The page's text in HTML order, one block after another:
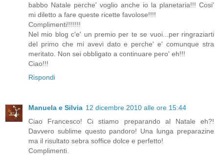
babbo Natale perche' voglio anche io la planetaria!!! Cosi'
mi diletto a fare queste ricette favolose!!!!
Complimenti!!!!!!!
Nel mio blog c'e' un premio per te se vuoi...per ringraziarti
del primo che mi avevi dato e perche' e' comunque stra
meritato. Non sei obbligato a continuare pero' eh!!!
Ciao!!!
Rispondi
Manuela e Silvia 12 dicembre 2010 alle ore 15:44
Ciao Francesco! Ci stiamo preparando al Natale eh?!
Davvero sublime questo pandoro! Una lunga preparazine
ma il risultato sebra soffice dolce e perfetto!
Complimenti.